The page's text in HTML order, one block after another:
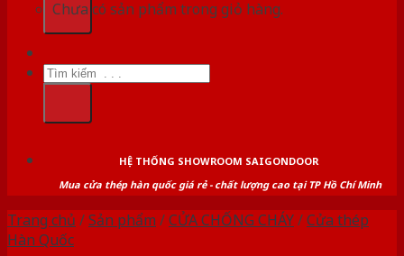
Chưa có sản phẩm trong giỏ hàng.
Tìm
kiếm:
HỆ THỐNG SHOWROOM SAIGONDOOR
Mua cửa thép hàn quốc giá rẻ - chất lượng cao tại TP Hồ Chí Minh
Trang chủ /Sản phẩm /CỬA CHỐNG CHÁY/Cửa thép
Hàn Quốc